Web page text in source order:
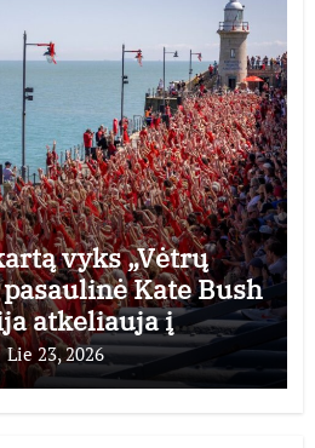
vyks „Vėtrų
Kate Bush
atkeliauja į
Lie 23, 2026